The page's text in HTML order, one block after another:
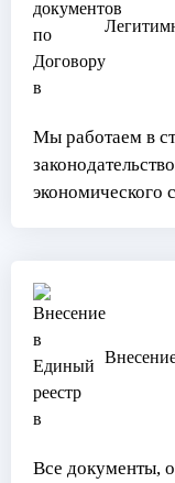
Мы работаем в
экономического
Все документы,